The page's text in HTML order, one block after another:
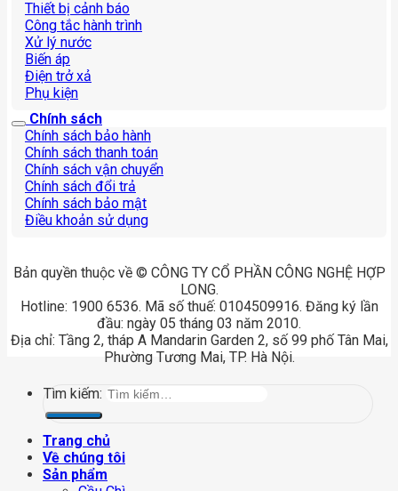
Thiết bị cảnh báo
Công tắc hành trình
Xử lý nước
Biến áp
Điện trở xả
Phụ kiện
Chính sách
Chính sách bảo hành
Chính sách thanh toán
Chính sách vận chuyển
Chính sách đổi trả
Chính sách bảo mật
Điều khoản sử dụng
Bản quyền thuộc về © CÔNG TY CỔ PHẦN CÔNG NGHỆ HỢP
LONG.
Hotline: 1900 6536. Mã số thuế: 0104509916. Đăng ký lần
đầu: ngày 05 tháng 03 năm 2010.
Địa chỉ: Tầng 2, tháp A Mandarin Garden 2, số 99 phố Tân Mai,
Phường Tương Mai, TP. Hà Nội.
Tìm kiếm:
Trang chủ
Về chúng tôi
Sản phẩm